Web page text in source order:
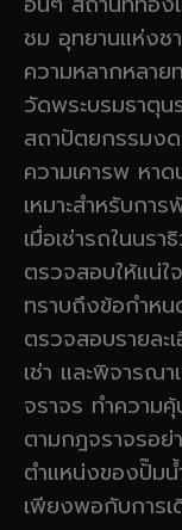
ชม อุทยานแห่งชา
ความหลากหลาย
วัดพระบรมธาตุ
สถาปัตยกรรมง
ความเคารพ หา
เหมาะสำหรับกา
เมื่อเช่ารถในนร
ตรวจสอบให้แน่
ทราบถึงข้อกำหน
ตรวจสอบรายล
เช่า และพิจารณ
จราจร ทำความ
ตามกฎจราจรอย่
ตำแหน่งของปั๊มน้
เพียงพอกับการ